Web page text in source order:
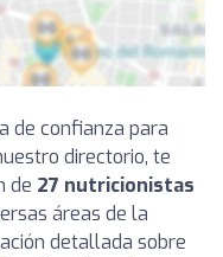
de confianza para
directorio, te
de 27 nutricionistas
áreas de la
detallada sobre